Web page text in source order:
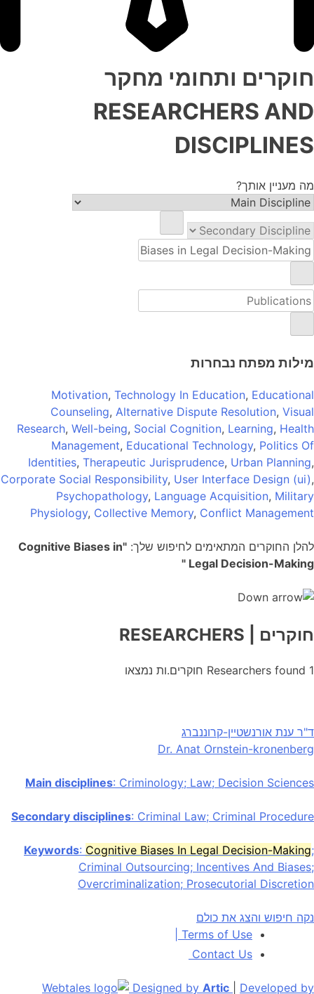
חוקרים ותחומי מחקר
RESEARCHERS AND
DISCIPLINES
מה מעניין אותך?
מילות מפתח נבחרות
Motivation, Technology In Education, Educational
Counseling, Alternative Dispute Resolution, Visual
Research, Well-being, Social Cognition, Learning, Health
Management, Educational Technology, Politics Of
Identities, Therapeutic Jurisprudence, Urban Planning,
Corporate Social Responsibility, User Interface Design (ui),
Psychopathology, Language Acquisition, Military
Physiology, Collective Memory, Conflict Management
להלן החוקרים המתאימים לחיפוש שלך:
"Cognitive Biases in
Legal Decision-Making "
חוקרים
Researchers found 1 חוקרים.ות נמצאו
ד"ר ענת אורנשטיין-קרוננברג
Dr. Anat Ornstein-kronenberg
Main disciplines: Criminology; Law; Decision Sciences
Secondary disciplines: Criminal Law; Criminal Procedure
Keywords: Cognitive Biases In Legal Decision-Making;
Criminal Outsourcing; Incentives And Biases;
Overcriminalization; Prosecutorial Discretion
נקה חיפוש והצג את כולם
Terms of Use
Contact Us
Designed by Artic Developed by